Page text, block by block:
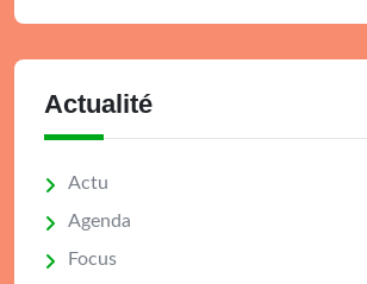
Actualité
Actu
Agenda
Focus